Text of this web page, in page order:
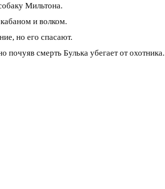
Мильтона.
и волком.
но его спасают.
почуяв смерть Булька убегает от охотника.